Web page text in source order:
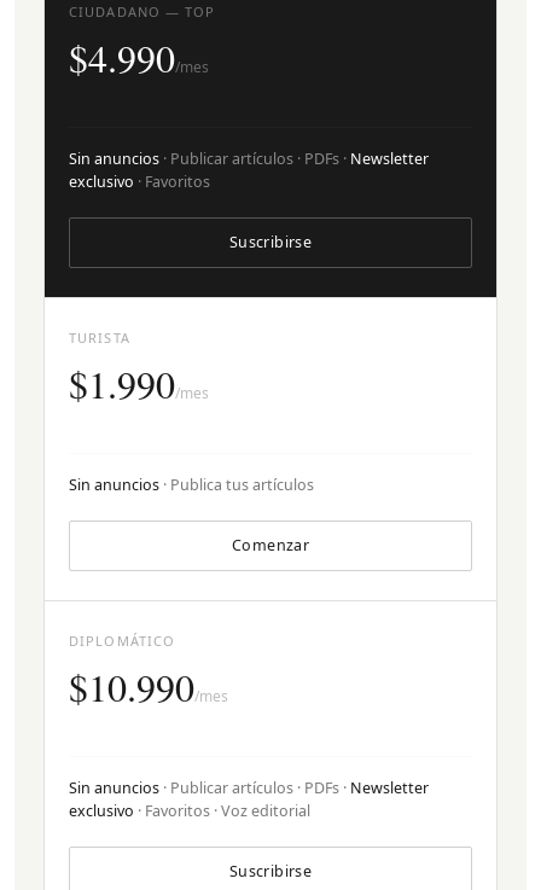
TURISTA
$1.990/mes
Sin anuncios · Publica tus artículos
Comenzar
CIUDADANO — TOP
$4.990/mes
Sin anuncios · Publicar artículos · PDFs · Newsletter
exclusivo · Favoritos
Suscribirse
DIPLOMÁTICO
$10.990/mes
Sin anuncios · Publicar artículos · PDFs · Newsletter
exclusivo · Favoritos · Voz editorial
Suscribirse